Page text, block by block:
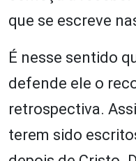
que se escreve
É nesse sentido
defende ele o
retrospectiva.
terem sido